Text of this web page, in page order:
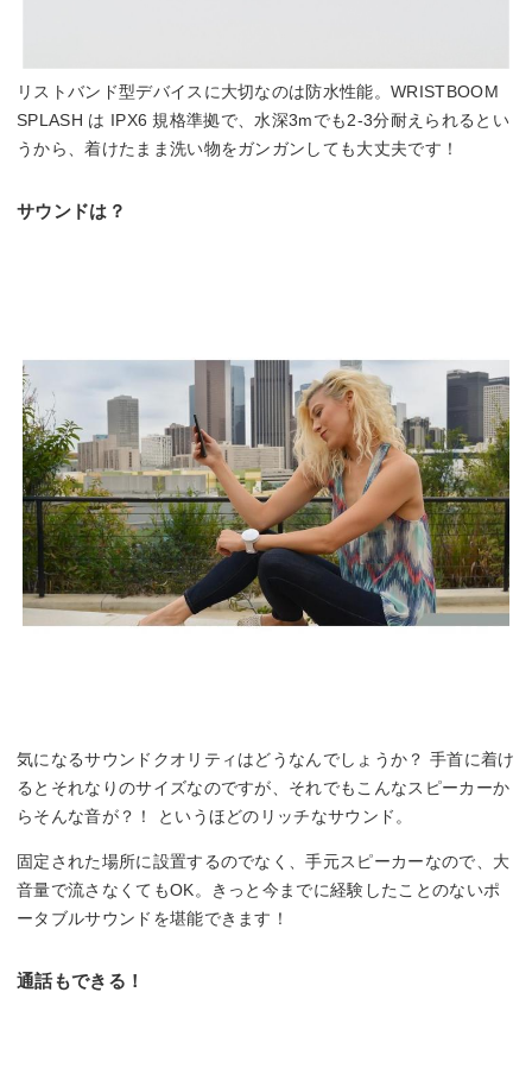
リストバンド型デバイスに大切なのは防水性能。WRISTBOOM
SPLASH は IPX6 規格準拠で、水深3mでも2-3分耐えられるとい
うから、着けたまま洗い物をガンガンしても大丈夫です！
サウンドは？
気になるサウンドクオリティはどうなんでしょうか？ 手首に着け
るとそれなりのサイズなのですが、それでもこんなスピーカーか
らそんな音が？！ というほどのリッチなサウンド。
固定された場所に設置するのでなく、手元スピーカーなので、大
音量で流さなくてもOK。きっと今までに経験したことのないポ
ータブルサウンドを堪能できます！
通話もできる！